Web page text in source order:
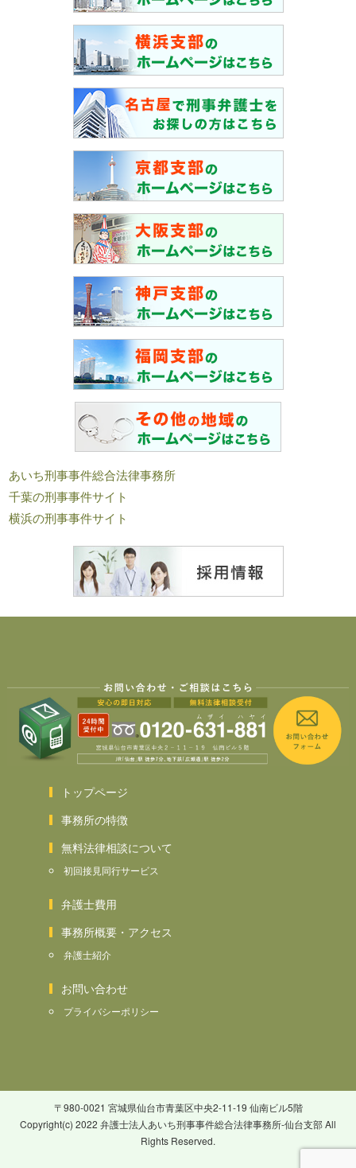
あいち刑事事件総合法律事務所
千葉の刑事事件サイト
横浜の刑事事件サイト
トップページ
事務所の特徴
無料法律相談について
初回接見同行サービス
弁護士費用
事務所概要・アクセス
弁護士紹介
お問い合わせ
プライバシーポリシー
〒980-0021 宮城県仙台市青葉区中央2-11-19 仙南ビル5階
Copyright(c) 2022 弁護士法人あいち刑事事件総合法律事務所-仙台支部 All
Rights Reserved.